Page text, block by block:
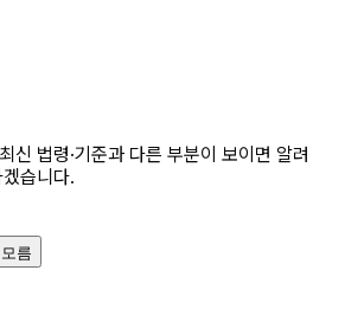
신 법령·기준과 다른 부분이 보이면 알려
습니다.
모름